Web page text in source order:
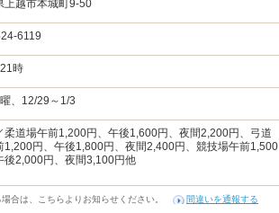
上越市本城町9-50
6119
時
、12/29～1/3
柔道場午前1,200円、午後1,600円、夜間2,200円、弓道
1,200円、午後1,800円、夜間2,400円、競技場午前1,500
後2,000円、夜間3,100円他
合は、こちらよりお知らせください。 間違いを通報する